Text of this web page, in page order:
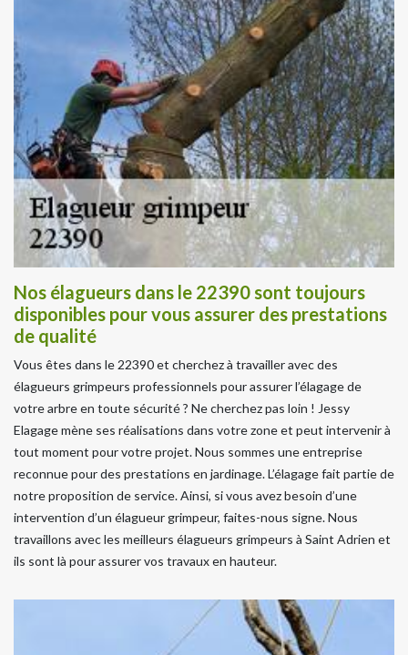
Nos élagueurs dans le 22390 sont toujours
disponibles pour vous assurer des prestations
de qualité
Vous êtes dans le 22390 et cherchez à travailler avec des
élagueurs grimpeurs professionnels pour assurer l’élagage de
votre arbre en toute sécurité ? Ne cherchez pas loin ! Jessy
Elagage mène ses réalisations dans votre zone et peut intervenir à
tout moment pour votre projet. Nous sommes une entreprise
reconnue pour des prestations en jardinage. L’élagage fait partie de
notre proposition de service. Ainsi, si vous avez besoin d’une
intervention d’un élagueur grimpeur, faites-nous signe. Nous
travaillons avec les meilleurs élagueurs grimpeurs à Saint Adrien et
ils sont là pour assurer vos travaux en hauteur.